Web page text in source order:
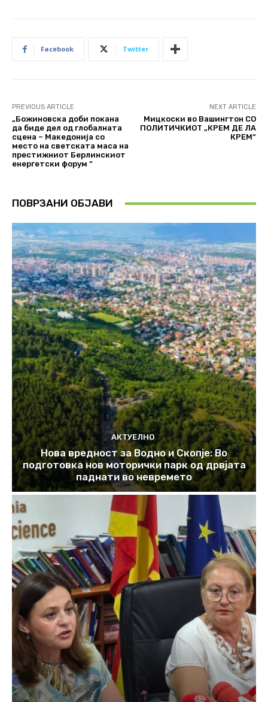
Facebook Twitter
PREVIOUS ARTICLE
„Божиновска доби покана
да биде дел од глобалната
сцена – Македонија со
место на светската маса на
престижниот Берлинскиот
енергетски форум “
NEXT ARTICLE
Мицкоски во Вашингтон СО
ПОЛИТИЧКИОТ „КРЕМ ДЕ ЛА
КРЕМ“
ПОВРЗАНИ ОБЈАВИ
АКТУЕЛНО
Нова вредност за Водно и Скопје: Во
подготовка нов моторички парк од дрвјата
паднати во невремето